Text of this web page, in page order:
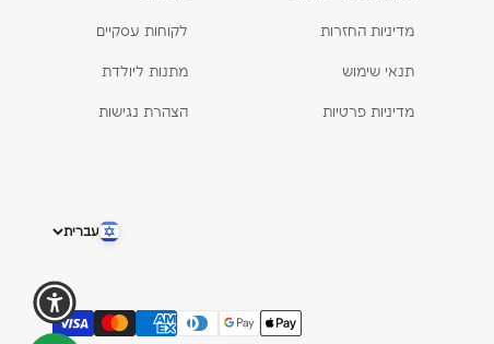
מדיניות החזרות
תנאי שימוש
מדיניות פרטיות
לקוחות עסקיים
מתנות ליולדת
הצהרת נגישות
עברית